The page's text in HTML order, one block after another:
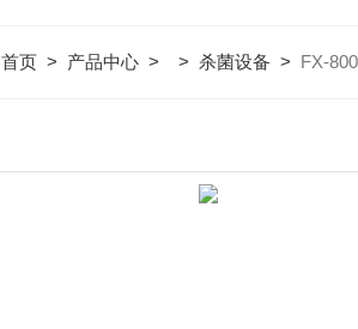
首页> 产品中心> > 杀菌设备 > FX-